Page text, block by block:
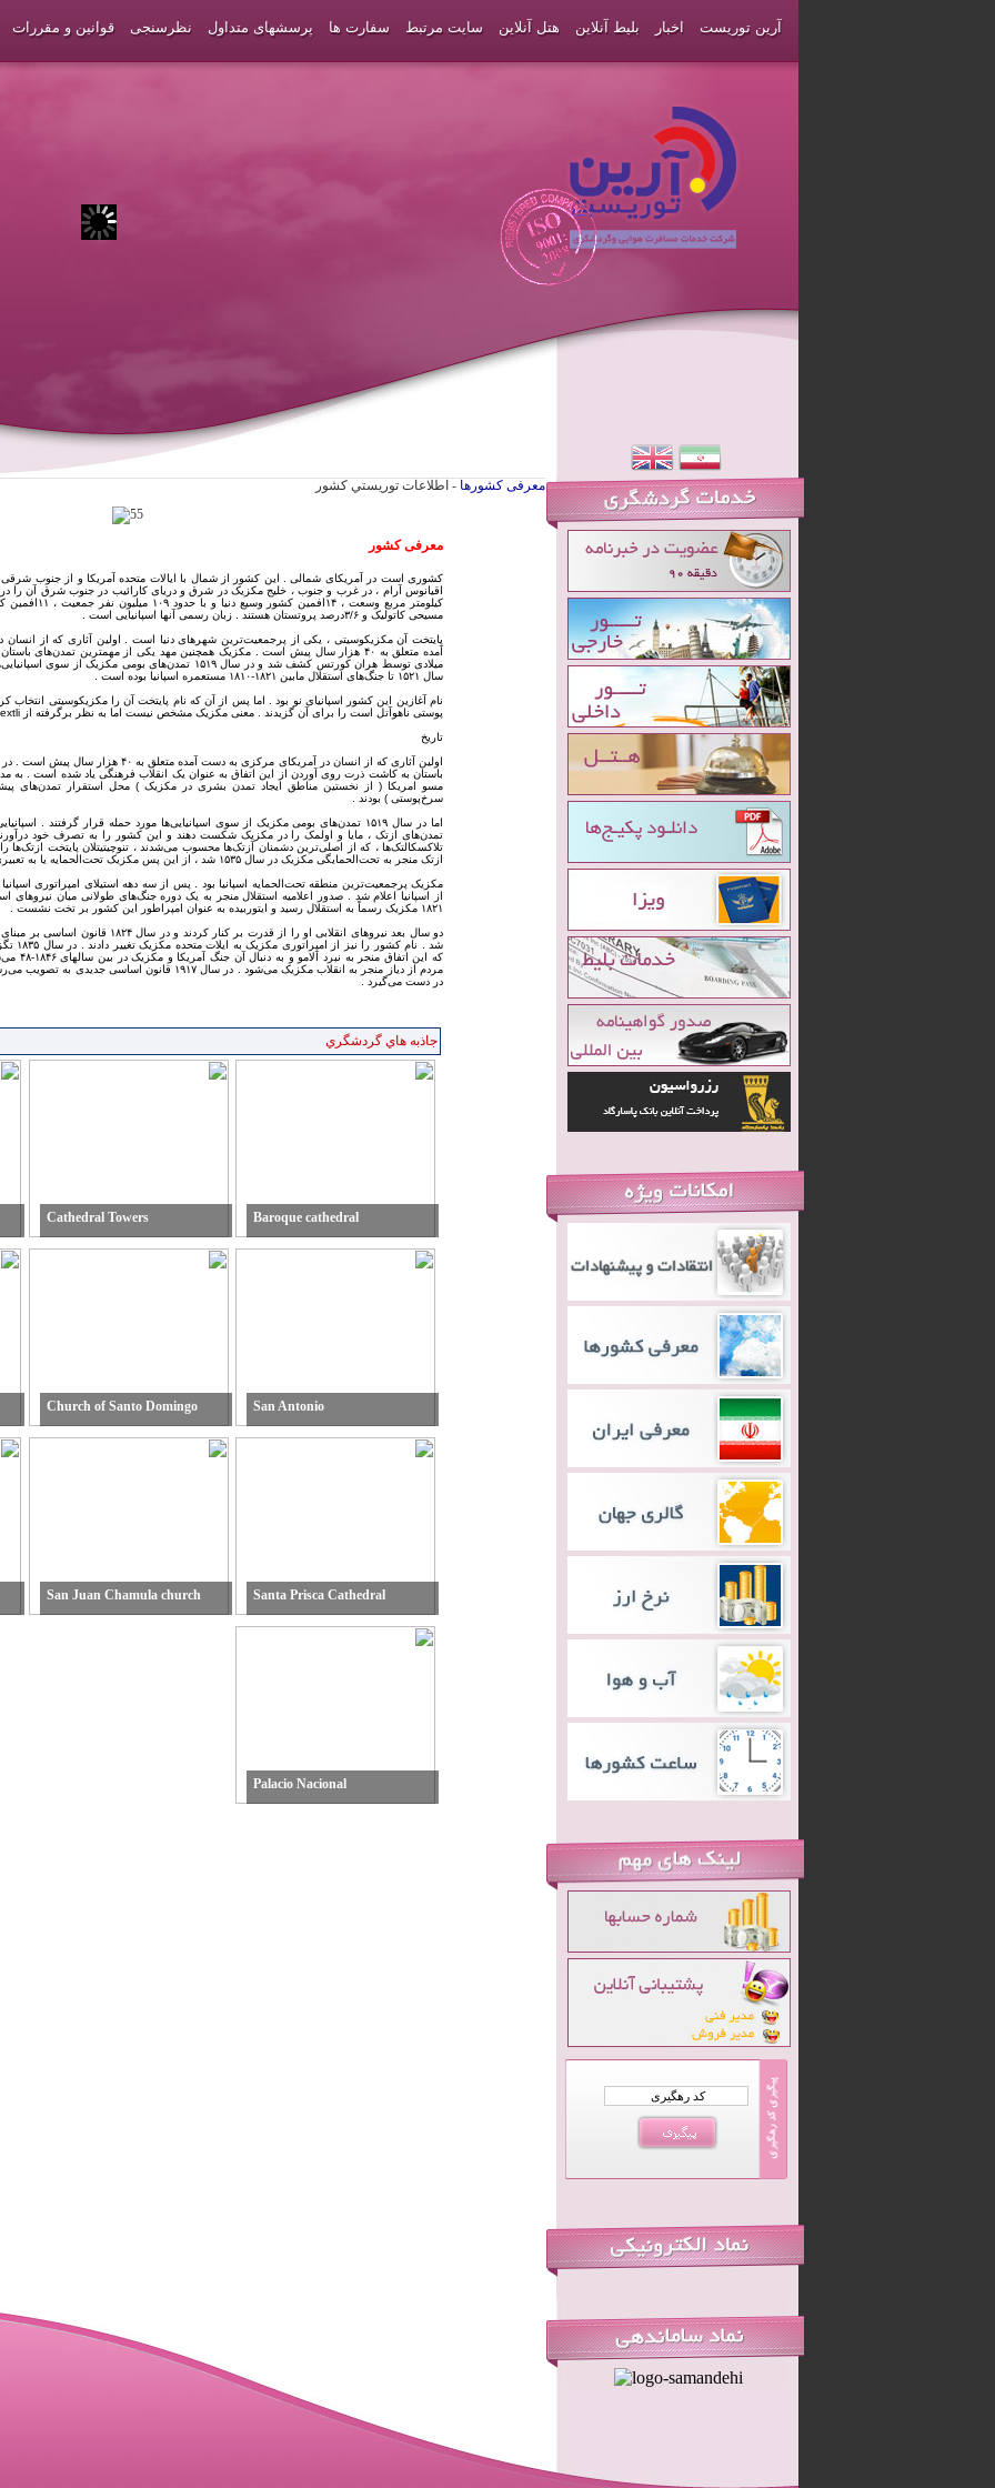
آرین توریست اخبار بلیط آنلاین هتل آنلاین سایت مرتبط سفارت ها پرسشهای متداول نظرسنجی قوانین و مقررات
معرفی کشورها - اطلاعات توريستي كشور
معرفی کشور
کشوری است در آمریکای شمالی . این کشور از شمال با ایالات متحده آمریکا و از جنوب شرقی
مسیحی کاتولیک و ۳/۶درصد پروتستان هستند . زبان رسمی آنها اسپانیایی است .
پایتخت آن مکزیکوسیتی ، یکی از پرجمعیت‌ترین شهرهای دنیا است . اولین آثاری که از
میلادی توسط هران کورتس کشف شد و در سال ۱۵۱۹ تمدن‌های بومی
سال ۱۵۲۱ تا جنگ‌های استقلال مابین ۱۸۲۱-۱۸۱۰ مستعمره اسپانیا بوده ‌است .
نام آغازین این کشور اسپانیای نو بود . اما پس از آن ‌که نام پایتخت آن را مکزیکوسیتی انتخاب
‌پوستی ناهوآتل است را برای آن گزیدند . معنی مکزیک مشخص نیست اما به نظر برگرفته از mextli یا Mēxihtli است .
تاریخ
باستان به کاشت ذرت روی آوردن از این اتفاق به عنوان یک انقلاب فرهنگی یاد شده ‌است . به
مسو امریکا ( از نخستین مناطق ایجاد تمدن بشری در مکزیک ) محل استقرار تمدن‌های
سرخ‌پوستی ) بودند .
اما در سال ۱۵۱۹ تمدن‌های بومی مکزیک از سوی اسپانیایی‌ها مورد حمله قرار گرفتند .
تلاکسکالتک‌ها ، که از اصلی‌ترین دشمنان آزتک‌ها محسوب می‌شدند ، تنوچیتیتلان پایتخت
ازتک منجر به تحت‌الحمایگی مکزیک در سال ۱۵۳۵ شد ، از این پس مکزیک تحت‌الحمایه یا به تعبیری دیگر مستعمره اسپانیا شد .
از اسپانیا اعلام شد . صدور اعلامیه استقلال منجر به یک دوره جنگ‌های طولانی میان نیروهای
۱۸۲۱ مکزیک رسماً به استقلال رسید و ایتوربیده به عنوان امپراطور این کشور بر تخت نشست .
دو سال بعد نیروهای انقلابی او را از قدرت
شد . نام
مردم از دیاز منجر به انقلاب مکزیک می‌شود . در سال ۱۹۱۷
در دست می‌گیرد .
جاذبه هاي گردشگري
Baroque cathedral
Cathedral Towers
San Antonio
Church of Santo Domingo
Santa Prisca Cathedral
San Juan Chamula church
Palacio Nacional